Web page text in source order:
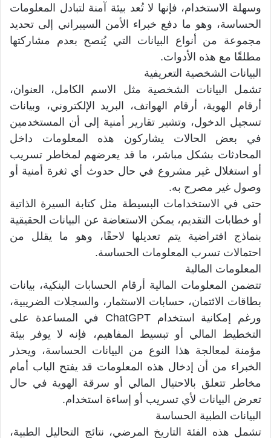
وسهلة الاستخدام، فإنها لا تُعد بيئة آمنة لتبادل المعلومات
الحساسة، وهو ما دفع خبراء الأمن السيبراني إلى تحديد
مجموعة من أنواع البيانات التي يُنصح بعدم مشاركتها
مطلقًا مع هذه الأدوات.
البيانات الشخصية التعريفية
تشمل البيانات الشخصية مثل الاسم الكامل، العنوان،
أرقام الهوية، أرقام الهواتف، البريد الإلكتروني، وبيانات
تسجيل الدخول، وتشير تقارير أمنية إلى أن المستخدمين
في بعض الحالات يشاركون هذه المعلومات داخل
المحادثات بشكل مباشر، ما قد يعرضهم لمخاطر تسريب
أو استغلال غير مشروع في حال حدوث أي ثغرة أمنية أو
وصول غير مصرح به.
حتى في الاستخدامات البسيطة مثل كتابة السيرة الذاتية
أو خطابات التقديم، يمكن الاستعاضة عن البيانات الحقيقية
بنماذج افتراضية يتم تعديلها لاحقًا، وهو ما يقلل من
احتمالات تسرب المعلومات الحساسة.
المعلومات المالية
تتضمن المعلومات المالية أرقام الحسابات البنكية، بيانات
بطاقات الائتمان، حسابات الاستثمار، والسجلات الضريبية،
ورغم إمكانية استخدام ChatGPT في المساعدة على
التخطيط المالي أو تبسيط المفاهيم، فإنه لا يوفر بيئة
مؤمنة لمعالجة هذا النوع من البيانات الحساسة، ويحذر
الخبراء من أن إدخال هذه المعلومات قد يفتح الباب أمام
مخاطر تتعلق بالاحتيال المالي أو سرقة الهوية في حال
تعرض البيانات لأي تسريب أو إساءة استخدام.
البيانات الطبية الحساسة
تشمل هذه الفئة التاريخ المرضي، نتائج التحاليل الطبية،